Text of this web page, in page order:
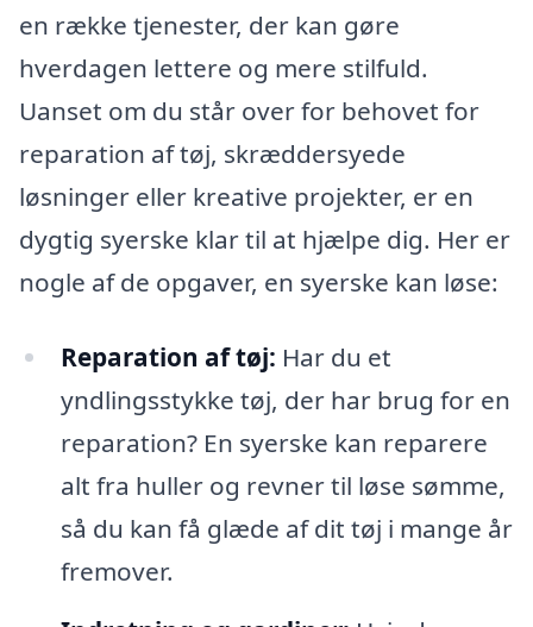
en række tjenester, der kan gøre
hverdagen lettere og mere stilfuld.
Uanset om du står over for behovet for
reparation af tøj, skræddersyede
løsninger eller kreative projekter, er en
dygtig syerske klar til at hjælpe dig. Her er
nogle af de opgaver, en syerske kan løse:
Reparation af tøj: Har du et
yndlingsstykke tøj, der har brug for en
reparation? En syerske kan reparere
alt fra huller og revner til løse sømme,
så du kan få glæde af dit tøj i mange år
fremover.